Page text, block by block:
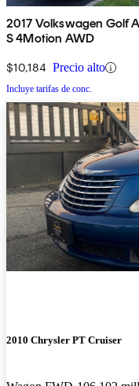
2017 Volkswagen Golf
S 4Motion AWD
$10,184 Precio alto
Incluye tarifas de conc.
2010 Chrysler PT Cruiser